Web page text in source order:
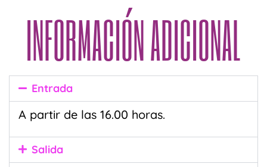
INFORMACIÓN ADICIONAL
Entrada
A partir de las 16.00 horas.
Salida